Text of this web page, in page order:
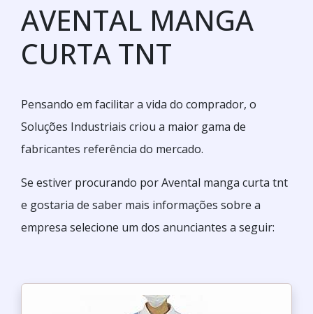
AVENTAL MANGA
CURTA TNT
Pensando em facilitar a vida do comprador, o
Soluções Industriais criou a maior gama de
fabricantes referência do mercado.
Se estiver procurando por Avental manga curta tnt
e gostaria de saber mais informações sobre a
empresa selecione um dos anunciantes a seguir: